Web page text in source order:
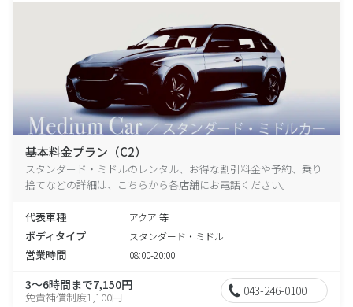
基本料金プラン（C2）
スタンダード・ミドルのレンタル、お得な割引料金や予約、乗り
捨てなどの詳細は、こちらから各店舗にお電話ください。
代表車種 アクア 等
ボディタイプ スタンダード・ミドル
営業時間 08:00-20:00
3～6時間まで7,150円
免責補償制度1,100円 043-246-0100